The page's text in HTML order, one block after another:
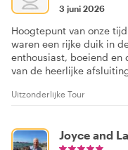
3 juni 2026
Hoogtepunt van onze
waren een rijke duik in
enthousiast, boeiend en
van de heerlijke
Uitzonderlijke Tour
Joyce and